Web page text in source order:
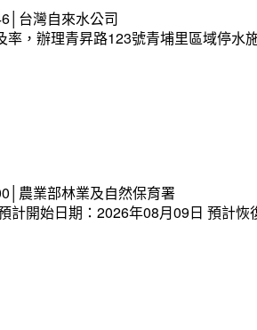
台灣自來水公司
率，辦理青昇路123號青埔里區域停水
農業部林業及自然保育署
計開始日期：2026年08月09日 預計